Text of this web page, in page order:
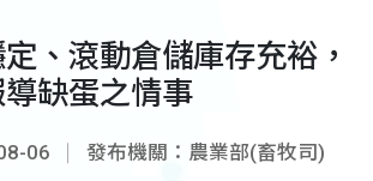
、滾動倉儲庫存充裕，
缺蛋之情事
06 發布機關：農業部(畜牧司)